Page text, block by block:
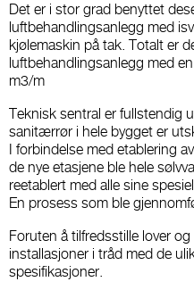
Det er i stor grad benyttet
luftbehandlingsanlegg med
kjølemaskin på tak. Totalt er
luftbehandlingsanlegg med
m3/m
Teknisk sentral er fullstendig
sanitærrør i hele bygget er
I forbindelse med etablering
de nye etasjene ble hele
reetablert med alle sine
En prosess som ble
Foruten å tilfredsstille lover
installasjoner i tråd med de
spesifikasjoner.